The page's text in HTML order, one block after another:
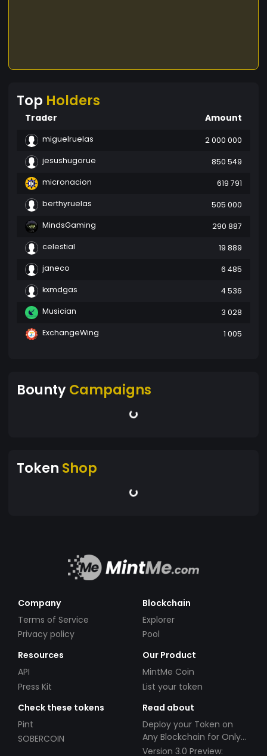
Top Holders
Trader Amount
miguelruelas
2 000 000
jesushugorue
850 549
micronacion
619 791
berthyruelas
505 000
MindsGaming
290 887
celestial
19 889
janeco
6 485
kxmdgas
4 536
Musician
3 028
ExchangeWing
1 005
BountyCampaigns
Token Shop
Company
Terms of Service
Privacy policy
Blockchain
Explorer
Pool
Resources
API
Press Kit
Our Product
MintMe Coin
List your token
Check these tokens
Pint
SOBERCOIN
Read about
Deploy your Token on
Any Blockchain for Only
$49!
Version 3.0 Preview: